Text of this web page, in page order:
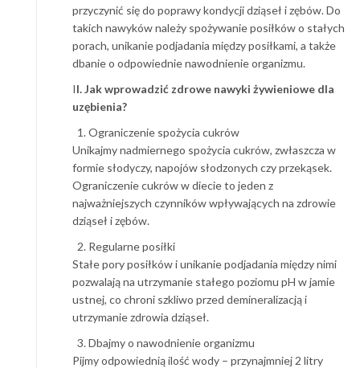
przyczynić się do poprawy kondycji dziąseł i zębów. Do
takich nawyków należy spożywanie posiłków o stałych
porach, unikanie podjadania między posiłkami, a także
dbanie o odpowiednie nawodnienie organizmu.
II. Jak wprowadzić zdrowe nawyki żywieniowe dla
uzębienia?
Ograniczenie spożycia cukrów
Unikajmy nadmiernego spożycia cukrów, zwłaszcza w
formie słodyczy, napojów słodzonych czy przekąsek.
Ograniczenie cukrów w diecie to jeden z
najważniejszych czynników wpływających na zdrowie
dziąseł i zębów.
Regularne posiłki
Stałe pory posiłków i unikanie podjadania między nimi
pozwalają na utrzymanie stałego poziomu pH w jamie
ustnej, co chroni szkliwo przed demineralizacją i
utrzymanie zdrowia dziąseł.
Dbajmy o nawodnienie organizmu
Pijmy odpowiednią ilość wody – przynajmniej 2 litry